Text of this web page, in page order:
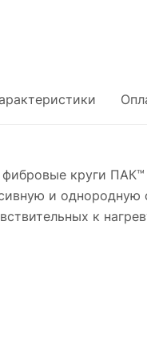
круги
и
к